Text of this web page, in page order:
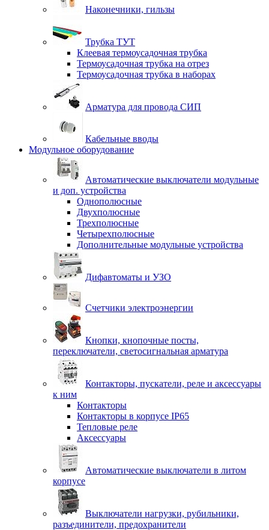
Наконечники, гильзы
Трубка ТУТ
Клеевая термоусадочная трубка
Термоусадочная трубка на отрез
Термоусадочная трубка в наборах
Арматура для провода СИП
Кабельные вводы
Модульное оборудование
Автоматические выключатели модульные
и доп. устройства
Однополюсные
Двухполюсные
Трехполюсные
Четырехполюсные
Дополнительные модульные устройства
Дифавтоматы и УЗО
Счетчики электроэнергии
Кнопки, кнопочные посты,
переключатели, светосигнальная арматура
Контакторы, пускатели, реле и аксессуары
к ним
Контакторы
Контакторы в корпусе IP65
Тепловые реле
Аксессуары
Автоматические выключатели в литом
корпусе
Выключатели нагрузки, рубильники,
разъединители, предохранители